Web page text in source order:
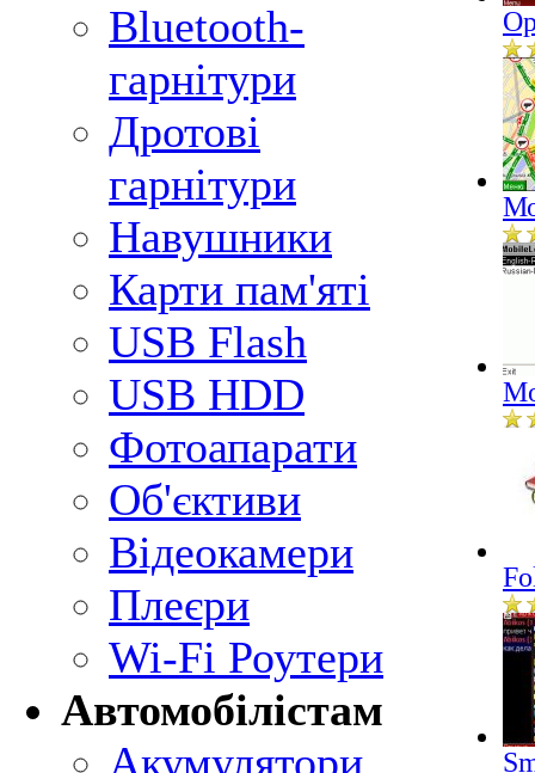
Bluetooth-
гарнітури
Дротові
гарнітури
Навушники
Карти пам'яті
USB Flash
USB HDD
Фотоапарати
Об'єктиви
Відеокамери
Плеєри
Wi-Fi Роутери
Автомобілістам
Акумулятори